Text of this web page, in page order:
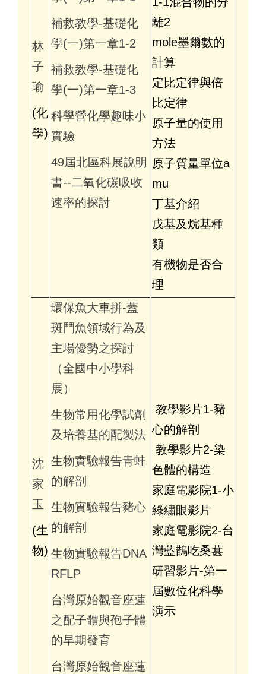
林
子
瑜
(化
學)
補救教學-基礎化
學(一)第一章1-2
補救教學-基礎化
學(一)第一章1-3
科學營化學趣味小
實驗
49屆北區科展說明
書--二氧化碳吸收
速率的探討
離2
mole墨爾數的
計算
定比定律與倍
比定律
原子量的使用
方法
原子質量單位a
mu
丁基介紹
戊基及烷基種
類
有機物是否合
理
沈
家
玉
(生
物)
環保魚大車拼-蓋
斑鬥魚領域行為及
主場優勢之探討
（全國中小學科
展）
生物常用化學試劑
及培養基的配製法
生物實驗報告青蛙
的解剖
生物實驗報告豬心
的解剖
生物實驗報告DNA
RFLP
台灣原始觀音座蓮
之配子體與孢子體
的早期發育
台灣原始觀音座蓮
教學影片1-豬
心的解剖
教學影片2-染
色體的構造
家庭電影院1-小
綠繡眼影片
家庭電影院2-台
灣藍鵲吃桑葚
研習影片-第一
屆數位化科學
演示